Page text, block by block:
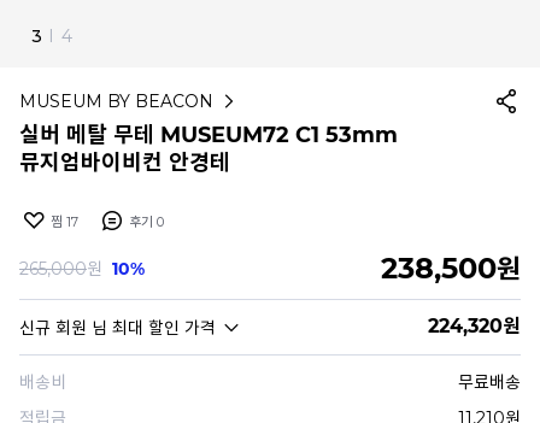
3 I 4
MUSEUM BY BEACON
실버 메탈 무테 MUSEUM72 C1 53mm
뮤지엄바이비컨 안경테
찜 17 후기 0
265,000원 10% 238,500원
신규 회원 님 최대 할인 가격 224,320원
배송비
무료배송
적립금
11,210원